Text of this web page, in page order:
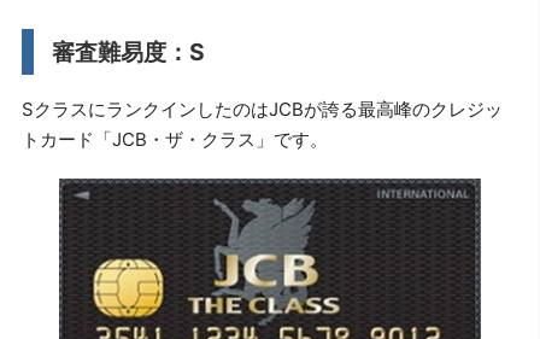
審査難易度：S
SクラスにランクインしたのはJCBが誇る最高峰のクレジッ
トカード「JCB・ザ・クラス」です。